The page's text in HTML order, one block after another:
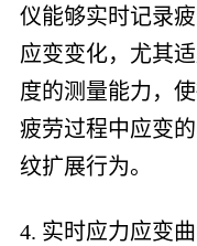
仪能够实时记录
应变变化，尤其
度的测量能力，
疲劳过程中应变
纹扩展行为。
4. 实时应力应变